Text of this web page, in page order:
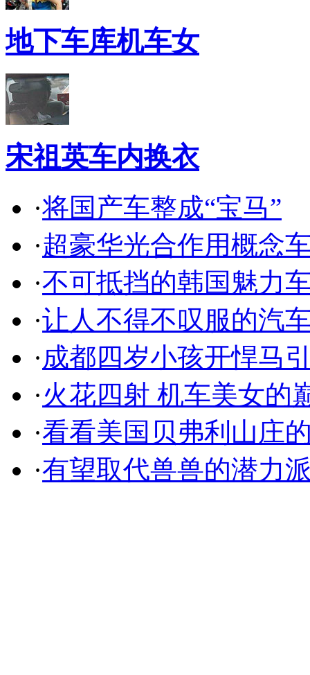
地下车库机车女
宋祖英车内换衣
·将国产车整成“宝马”
·超豪华光合作用概念
·不可抵挡的韩国魅力
·让人不得不叹服的汽
·成都四岁小孩开悍马
·火花四射 机车美女的
·看看美国贝弗利山庄
·有望取代兽兽的潜力